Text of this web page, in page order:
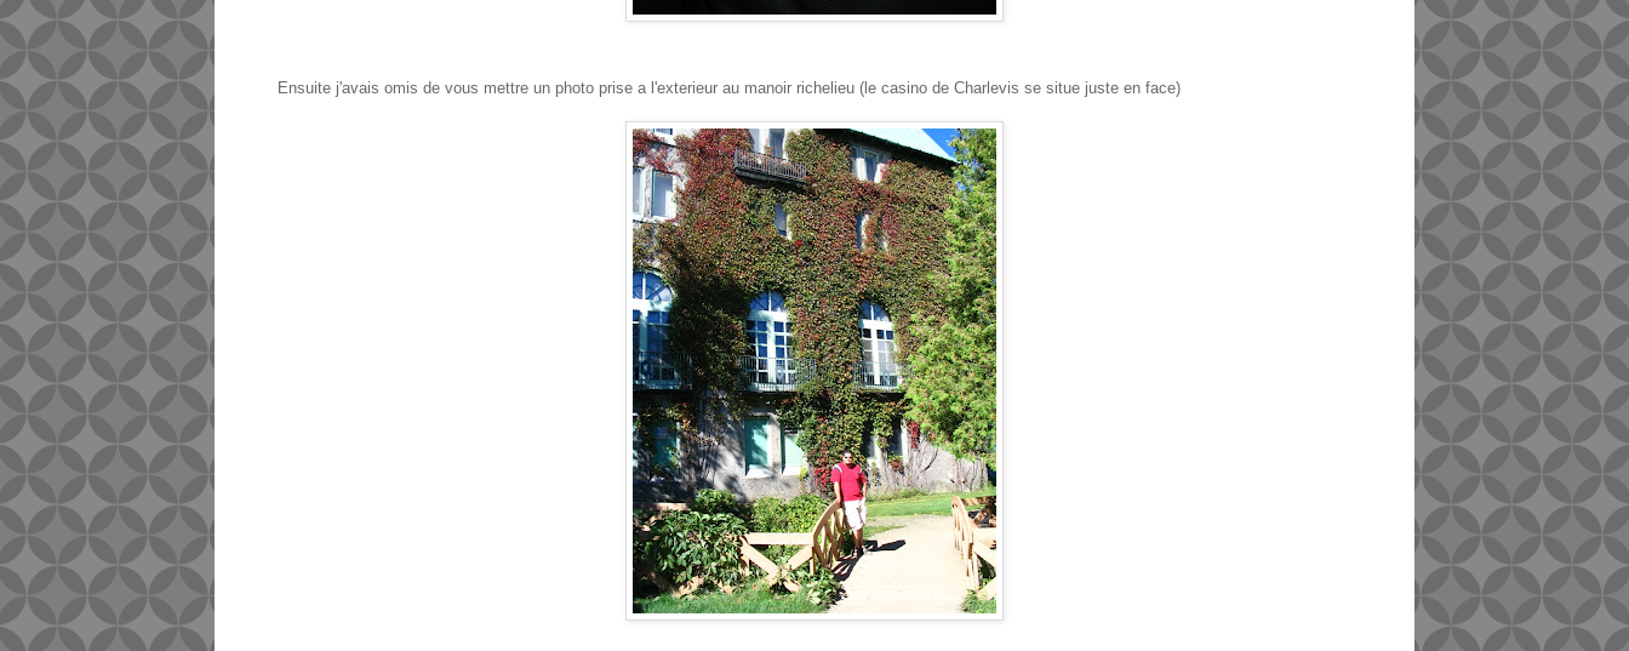
Ensuite j'avais omis de vous mettre un photo prise a l'exterieur au manoir richelieu (le casino de Charlevis se situe juste en face)